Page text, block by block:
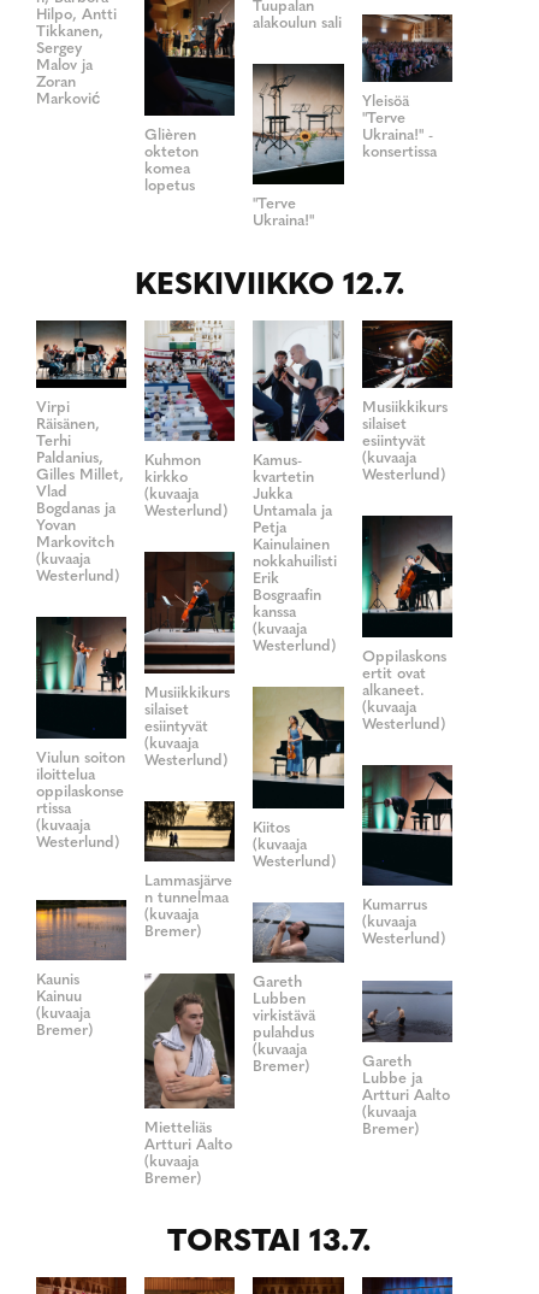
Tuupalan
alakoulun sali
Hilpo, Antti
Tikkanen,
Sergey
Malov ja
Zoran
Marković
Glièren
okteton
komea
lopetus
Yleisöä
"Terve
Ukraina!" -
konsertissa
"Terve
Ukraina!"
KESKIVIIKKO 12.7.
Virpi
Räisänen,
Terhi
Paldanius,
Gilles Millet,
Vlad
Bogdanas ja
Yovan
Markovitch
(kuvaaja
Westerlund)
Kuhmon
kirkko
(kuvaaja
Westerlund)
Kamus-
kvartetin
Jukka
Untamala ja
Petja
Kainulainen
nokkahuilisti
Erik
Bosgraafin
kanssa
(kuvaaja
Westerlund)
Musiikkikurs
silaiset
esiintyvät
(kuvaaja
Westerlund)
Oppilaskons
ertit ovat
alkaneet.
(kuvaaja
Westerlund)
Musiikkikurs
silaiset
esiintyvät
(kuvaaja
Westerlund)
Viulun soiton
iloittelua
oppilaskonse
rtissa
(kuvaaja
Westerlund)
Kiitos
(kuvaaja
Westerlund)
Kumarrus
(kuvaaja
Westerlund)
Lammasjärve
n tunnelmaa
(kuvaaja
Bremer)
Kaunis
Kainuu
(kuvaaja
Bremer)
Gareth
Lubben
virkistävä
pulahdus
(kuvaaja
Bremer)
Mietteliäs
Artturi Aalto
(kuvaaja
Bremer)
Gareth
Lubbe ja
Artturi Aalto
(kuvaaja
Bremer)
TORSTAI 13.7.